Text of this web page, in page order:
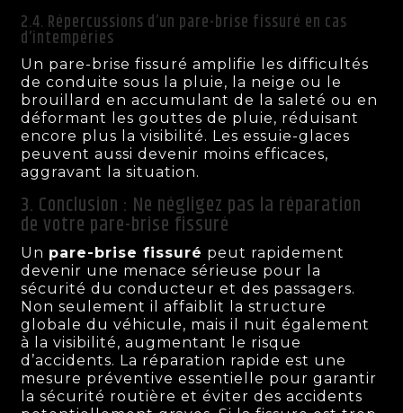
2.4. Répercussions d’un pare-brise fissuré en cas
d’intempéries
Un pare-brise fissuré amplifie les difficultés
de conduite sous la pluie, la neige ou le
brouillard en accumulant de la saleté ou en
déformant les gouttes de pluie, réduisant
encore plus la visibilité. Les essuie-glaces
peuvent aussi devenir moins efficaces,
aggravant la situation.
3. Conclusion : Ne négligez pas la réparation
de votre pare-brise fissuré
Un pare-brise fissuré peut rapidement
devenir une menace sérieuse pour la
sécurité du conducteur et des passagers.
Non seulement il affaiblit la structure
globale du véhicule, mais il nuit également
à la visibilité, augmentant le risque
d’accidents. La réparation rapide est une
mesure préventive essentielle pour garantir
la sécurité routière et éviter des accidents